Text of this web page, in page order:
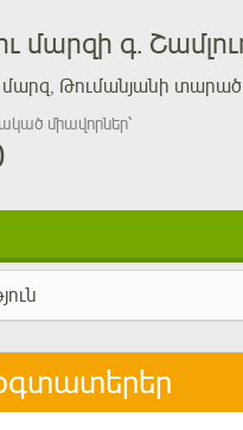
մարզի գ.
մարզ, Թումանյանի
միավորներ՝